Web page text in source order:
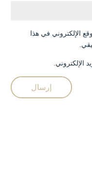
الإلكتروني في هذا
الإلكتروني.